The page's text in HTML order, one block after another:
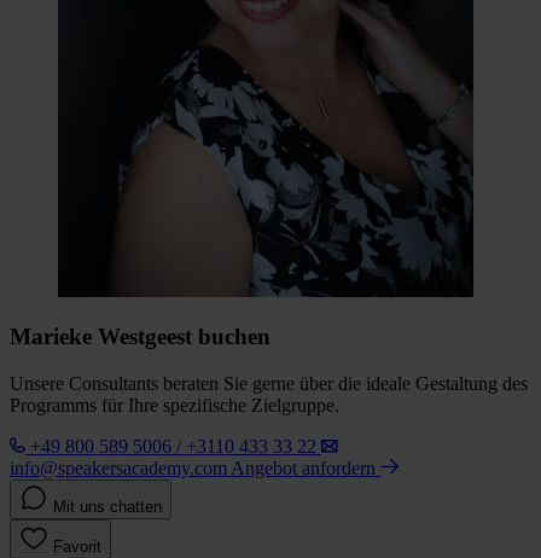
Marieke Westgeest buchen
Unsere Consultants beraten Sie gerne über die ideale Gestaltung des
Programms für Ihre spezifische Zielgruppe.
+49 800 589 5006 / +3110 433 33 22
info@speakersacademy.com Angebot anfordern
Mit uns chatten
Favorit